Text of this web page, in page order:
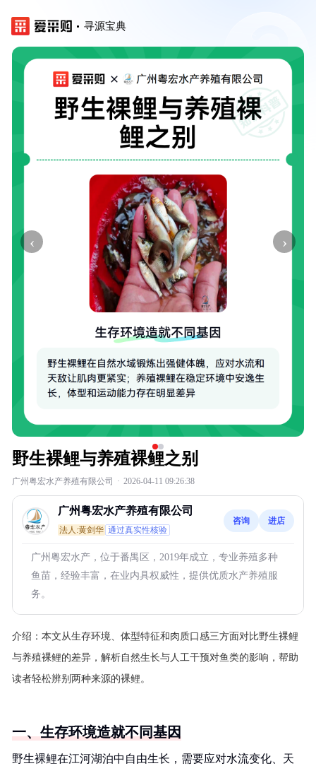
寻源宝典
‹ ›
野生裸鲤与养殖裸鲤之别
广州粤宏水产养殖有限公司 · 2026-04-11 09:26:38
广州粤宏水产养殖有限公司
法人:黄剑华 通过真实性核验
咨询 进店
广州粤宏水产，位于番禺区，2019年成立，专业养殖多种
鱼苗，经验丰富，在业内具权威性，提供优质水产养殖服
务。
介绍： 本文从生存环境、体型特征和肉质口感三方面对比野生裸鲤
与养殖裸鲤的差异，解析自然生长与人工干预对鱼类的影响，帮助
读者轻松辨别两种来源的裸鲤。
一、生存环境造就不同基因
野生裸鲤在江河湖泊中自由生长，需要应对水流变化、天